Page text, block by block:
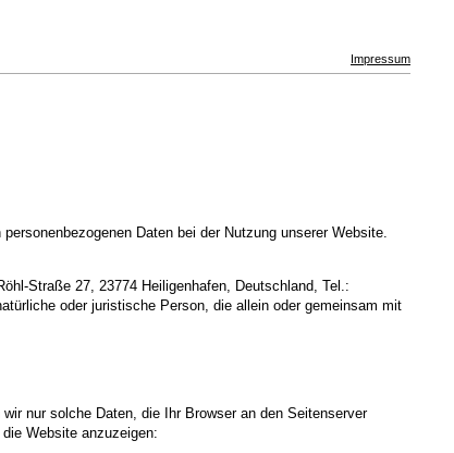
Impressum
Daten bei der Nutzung unserer Website.
Straße 27, 23774 Heiligenhafen, Deutschland, Tel.:
oder juristische Person, die allein oder gemeinsam mit
nur solche Daten, die Ihr Browser an den Seitenserver
Website anzuzeigen: